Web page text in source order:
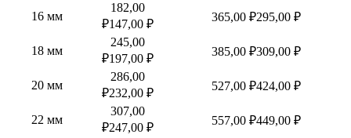
16 мм
182,00
₽147,00 ₽
365,00 ₽295,00 ₽
18 мм
245,00
₽197,00 ₽
385,00 ₽309,00 ₽
20 мм
286,00
₽232,00 ₽
527,00 ₽424,00 ₽
22 мм
307,00
₽247,00 ₽
557,00 ₽449,00 ₽